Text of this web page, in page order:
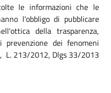
le informazioni che le
l'obbligo di pubblicare
della trasparenza,
dei fenomeni
L. 213/2012, Dlgs 33/2013